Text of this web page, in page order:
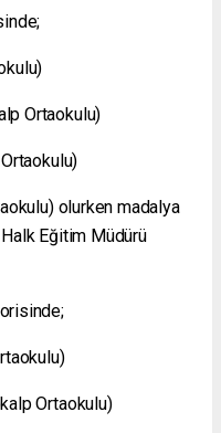
Ortaokulu)
olurken madalya
Eğitim Müdürü
Ortaokulu)